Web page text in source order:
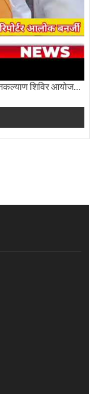
पश्चिमबंगाल सरकार विकास हेतु तत्पर हो रहा जनकल्याण शिविर आयोजन:कृषि मंत्री दूध कुमार मंडल से बातचीत